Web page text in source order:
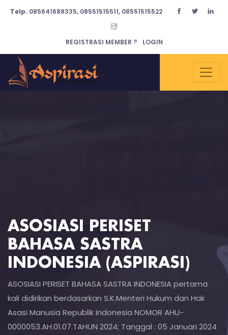
Telp. 085641688335, 08551515511, 08551515522
REGISTRASI MEMBER ? LOGIN
ASOSIASI PERISET
BAHASA SASTRA
INDONESIA (ASPIRASI)
ASOSIASI PERISET BAHASA SASTRA INDONESIA pertama
kali didirikan berdasarkan S.K.Menteri Hukum dan Hak
Asasi Manusia Republik Indonesia NOMOR AHU-
0000053.AH.01.07.TAHUN 2024; Tanggal : 05 Januari 2024